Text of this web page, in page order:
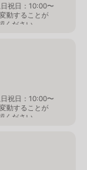
祝日：10:00〜
動することが
ください
祝日：10:00〜
動することが
ください